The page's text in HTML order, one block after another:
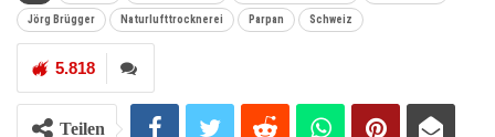
Jörg Brügger Naturlufttrocknerei Parpan Schweiz
5.818
Teilen